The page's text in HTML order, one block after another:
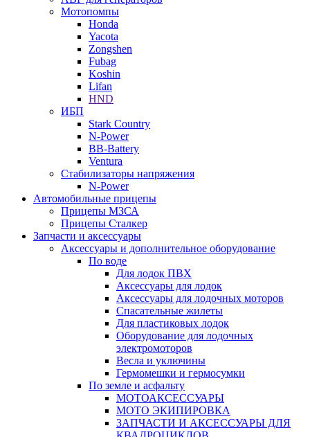
Мотопомпы
Honda
Yacota
Zongshen
Fubag
Koshin
Lifan
HND
ИБП
Stark Country
N-Power
BB-Battery
Ventura
Стабилизаторы напряжения
N-Power
Автомобильные прицепы
Прицепы МЗСА
Прицепы Сталкер
Запчасти и аксессуары
Аксессуары и дополнительное оборудование
По воде
Для лодок ПВХ
Аксессуары для лодок
Аксессуары для лодочных моторов
Спасательные жилеты
Для пластиковых лодок
Оборудование для лодочных
электромоторов
Весла и уключины
Гермомешки и гермосумки
По земле и асфальту
МОТОАКСЕССУАРЫ
МОТО ЭКИПИРОВКА
ЗАПЧАСТИ И АКСЕССУАРЫ ДЛЯ